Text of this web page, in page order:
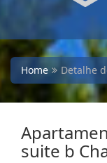
Home Detalhe
suite b